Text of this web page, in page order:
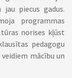
piecus gadus.
programmas
norises kļūst
pedagogu
mācību un